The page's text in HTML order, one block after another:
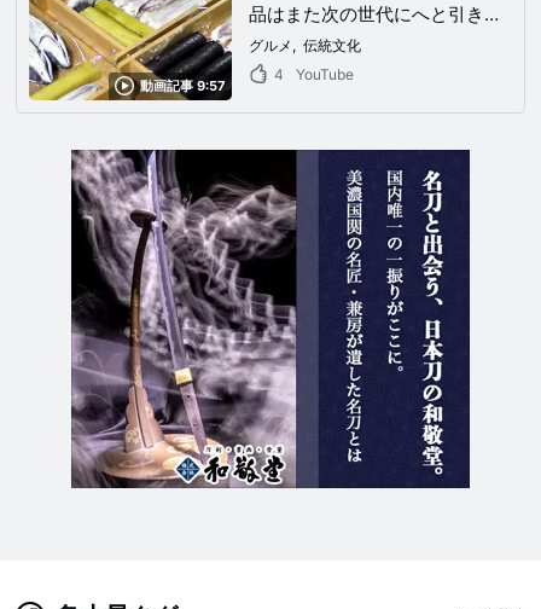
動画記事 9:57
品はまた次の世代にへと引き継
がれていく。
グルメ
伝統文化
4
YouTube